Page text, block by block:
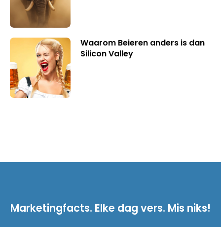
Waarom Beieren anders is dan
Silicon Valley
Marketingfacts. Elke dag vers. Mis niks!